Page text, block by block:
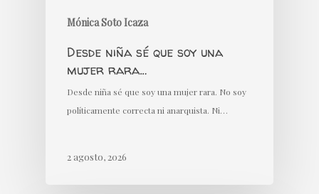
Mónica Soto Icaza
Desde niña sé que soy una
mujer rara…
Desde niña sé que soy una mujer rara. No soy
políticamente correcta ni anarquista. Ni…
2 agosto, 2026